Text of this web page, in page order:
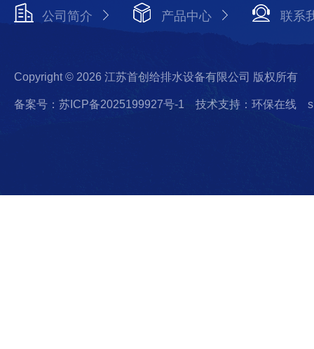
公司简介 产品中心 联系
Copyright © 2026 江苏首创给排水设备有限公司 版权所有
备案号：苏ICP备2025199927号-1 技术支持：环保在线